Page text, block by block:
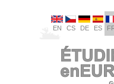
EN CS DE ES